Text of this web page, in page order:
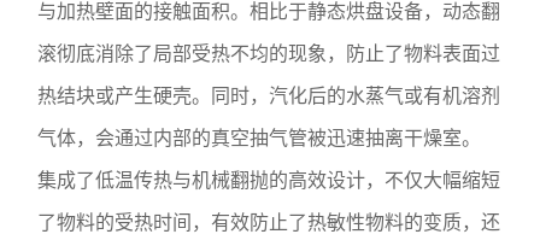
与加热壁面的接触面积。相比于静态烘盘设备，动态翻
滚彻底消除了局部受热不均的现象，防止了物料表面过
热结块或产生硬壳。同时，汽化后的水蒸气或有机溶剂
气体，会通过内部的真空抽气管被迅速抽离干燥室。
集成了低温传热与机械翻抛的高效设计，不仅大幅缩短
了物料的受热时间，有效防止了热敏性物料的变质，还